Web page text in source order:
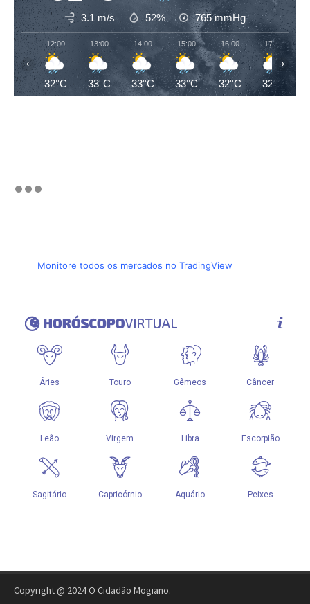
3.1 m/s 52% 765mmHg
12:00
32°C
13:00
33°C
14:00
33°C
15:00
33°C
16:00
32°C
17:00
32°C
‹ ›
Monitore todos os mercados no TradingView
Copyright @ 2024 O Cidadão Mogiano.